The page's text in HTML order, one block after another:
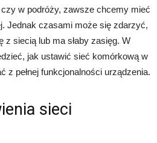
w podróży, zawsze chcemy mieć
Jednak czasami może się zdarzyć,
z siecią lub ma słaby zasięg. W
jak ustawić sieć komórkową w
z pełnej funkcjonalności urządzenia.
sieci